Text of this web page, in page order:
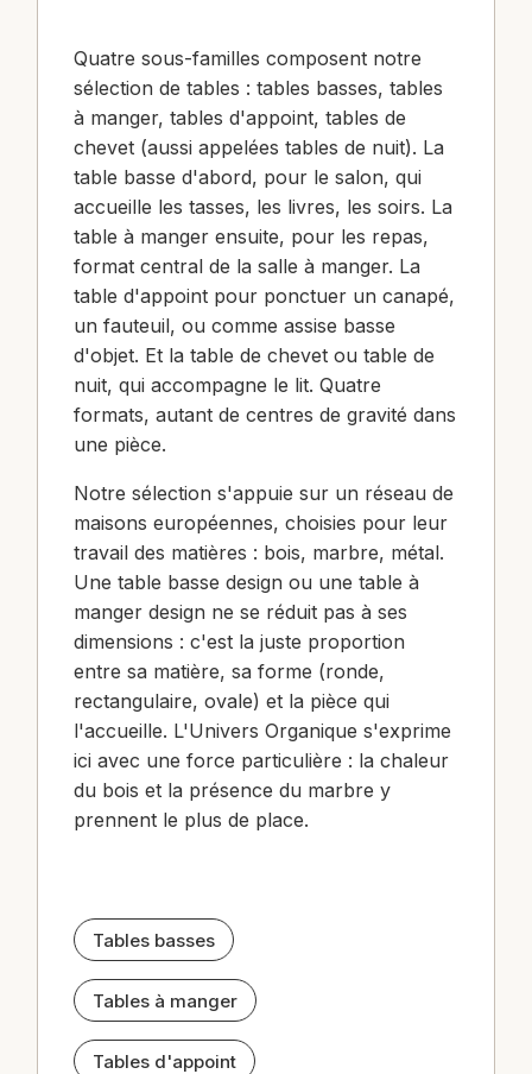
Quatre sous-familles composent notre
sélection de tables : tables basses, tables
à manger, tables d'appoint, tables de
chevet (aussi appelées tables de nuit). La
table basse d'abord, pour le salon, qui
accueille les tasses, les livres, les soirs. La
table à manger ensuite, pour les repas,
format central de la salle à manger. La
table d'appoint pour ponctuer un canapé,
un fauteuil, ou comme assise basse
d'objet. Et la table de chevet ou table de
nuit, qui accompagne le lit. Quatre
formats, autant de centres de gravité dans
une pièce.
Notre sélection s'appuie sur un réseau de
maisons européennes, choisies pour leur
travail des matières : bois, marbre, métal.
Une table basse design ou une table à
manger design ne se réduit pas à ses
dimensions : c'est la juste proportion
entre sa matière, sa forme (ronde,
rectangulaire, ovale) et la pièce qui
l'accueille. L'Univers Organique s'exprime
ici avec une force particulière : la chaleur
du bois et la présence du marbre y
prennent le plus de place.
Tables basses
Tables à manger
Tables d'appoint